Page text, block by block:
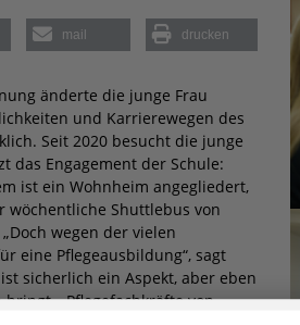
mail drucken
änderte die junge Frau
und Karrierewegen des
Seit 2020 besucht die junge
das Engagement der Schule:
ist ein Wohnheim angegliedert,
wöchentliche Shuttlebus von
wegen der vielen
eine Pflegeausbildung“, sagt
sicherlich ein Aspekt, aber eben
„Pflegefachkräfte von